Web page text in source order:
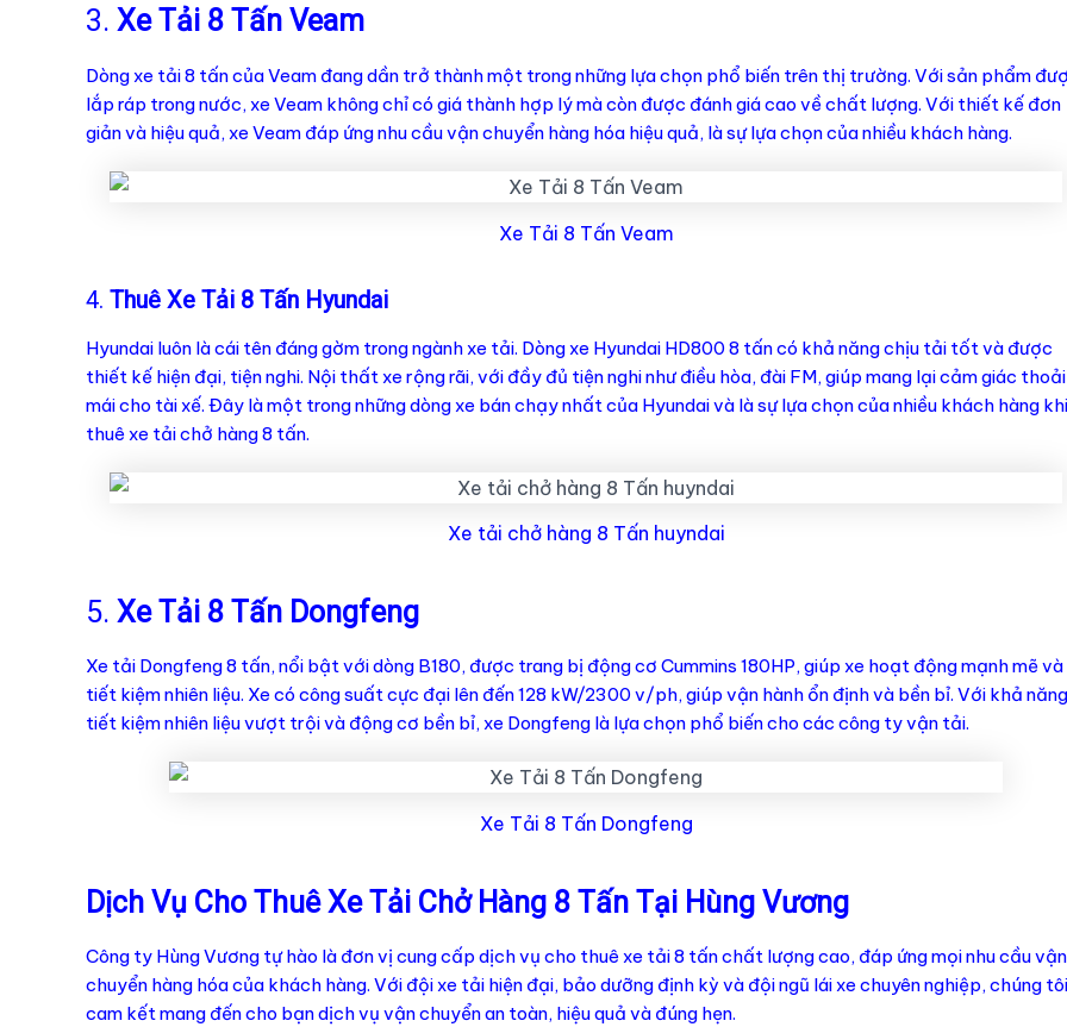
3. Xe Tải 8 Tấn Veam
Dòng xe tải 8 tấn của Veam đang dần trở thành một trong những lựa chọn phổ biến trên thị trường. Với sản phẩm
lắp ráp trong nước, xe Veam không chỉ có giá thành hợp lý mà còn được đánh giá cao về chất lượng. Với thiết kế đơn
giản và hiệu quả, xe Veam đáp ứng nhu cầu vận chuyển hàng hóa hiệu quả, là sự lựa chọn của nhiều khách hàng.
Xe Tải 8 Tấn Veam
4. Thuê Xe Tải 8 Tấn Hyundai
Hyundai luôn là cái tên đáng gờm trong ngành xe tải. Dòng xe Hyundai HD800 8 tấn có khả năng chịu tải tốt và được
thiết kế hiện đại, tiện nghi. Nội thất xe rộng rãi, với đầy đủ tiện nghi như điều hòa, đài FM, giúp mang lại cảm giác thoải
mái cho tài xế. Đây là một trong những dòng xe bán chạy nhất của Hyundai và là sự lựa chọn của nhiều khách hàng khi
thuê xe tải chở hàng 8 tấn.
Xe tải chở hàng 8 Tấn huyndai
5. Xe Tải 8 Tấn Dongfeng
Xe tải Dongfeng 8 tấn, nổi bật với dòng B180, được trang bị động cơ Cummins 180HP, giúp xe hoạt động mạnh mẽ và
tiết kiệm nhiên liệu. Xe có công suất cực đại lên đến 128 kW/2300 v/ph, giúp vận hành ổn định và bền bỉ. Với khả năng
tiết kiệm nhiên liệu vượt trội và động cơ bền bỉ, xe Dongfeng là lựa chọn phổ biến cho các công ty vận tải.
Xe Tải 8 Tấn Dongfeng
Dịch Vụ Cho Thuê Xe Tải Chở Hàng 8 Tấn Tại Hùng Vương
Công ty Hùng Vương tự hào là đơn vị cung cấp dịch vụ cho thuê xe tải 8 tấn chất lượng cao, đáp ứng mọi nhu cầu vận
chuyển hàng hóa của khách hàng. Với đội xe tải hiện đại, bảo dưỡng định kỳ và đội ngũ lái xe chuyên nghiệp, chúng tôi
cam kết mang đến cho bạn dịch vụ vận chuyển an toàn, hiệu quả và đúng hẹn.